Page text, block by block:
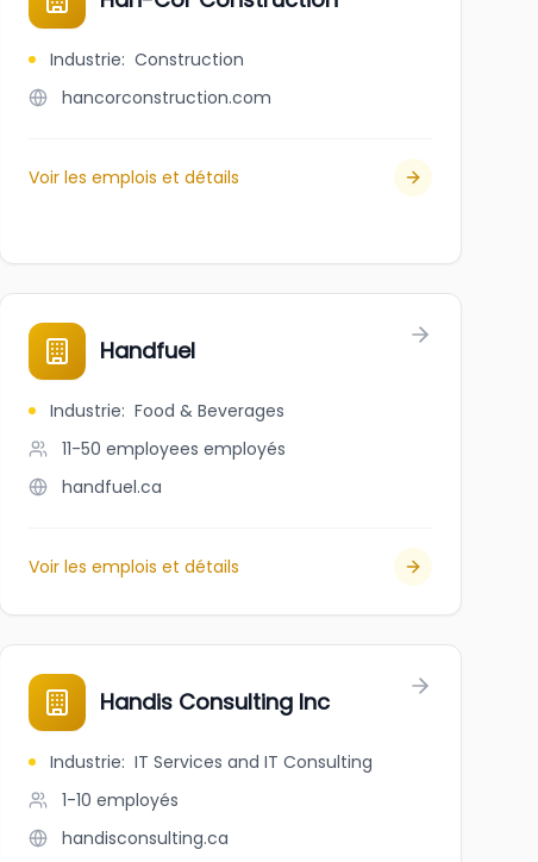
Industrie: Construction
hancorconstruction.com
Voir les emplois et détails
Handfuel
Industrie: Food & Beverages
11-50 employees employés
handfuel.ca
Voir les emplois et détails
Handis Consulting Inc
Industrie: IT Services and IT Consulting
1-10 employés
handisconsulting.ca